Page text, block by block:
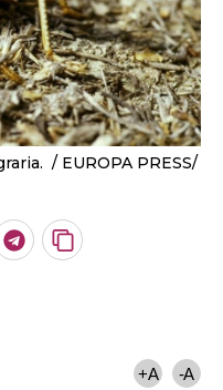
EUROPA PRESS/
Telegram
Copiar
+A -A